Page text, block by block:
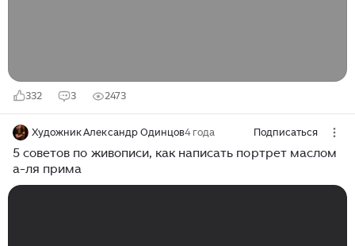
332 3 2473
Художник Александр Одинцов4 года Подписаться
5 советов по живописи, как написать портрет маслом
а-ля прима